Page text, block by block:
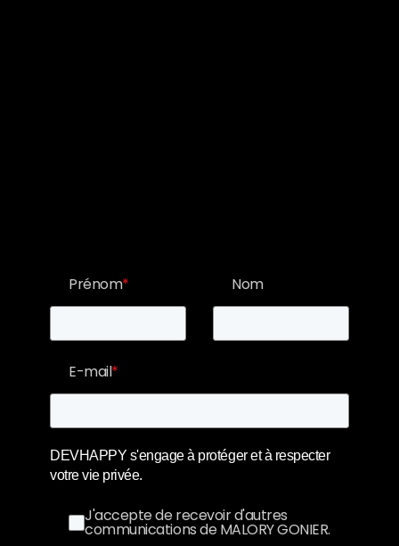
Prénom* Nom
E-mail*
DEVHAPPY s'engage à protéger et à respecter
votre vie privée.
J'accepte de recevoir d'autres
communications de MALORY GONIER.